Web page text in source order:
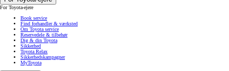
For Toyota-ejere
Book service
Find forhandler & værksted
Om Toyota service
Reservedele & tilbehør
Dig & din Toyota
Sikkerhed
Toyota Relax
Sikkerhedskampagner
MyToyota